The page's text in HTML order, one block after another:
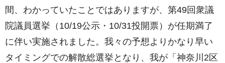
間、わかっていたことではありますが、第49回衆議
院議員選挙（10/19公示・10/31投開票）が任期満了
に伴い実施されました。我々の予想よりかなり早い
タイミングでの解散総選挙となり、我が「神奈川2区